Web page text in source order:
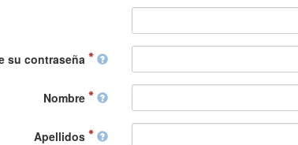
su contraseña
Nombre
Apellidos